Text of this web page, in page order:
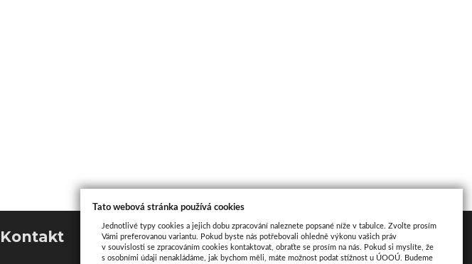
Kontakt Mapa
Tato webová stránka používá cookies
Jednotlivé typy cookies a jejich dobu zpracování naleznete popsané níže v tabulce. Zvolte prosím
Vámi preferovanou variantu. Pokud byste nás potřebovali ohledně výkonu vašich práv
v souvislosti se zpracováním cookies kontaktovat, obraťte se prosím na nás. Pokud si myslíte, že
s osobními údaji nenakládáme, jak bychom měli, máte možnost podat stížnost u ÚOOÚ. Budeme